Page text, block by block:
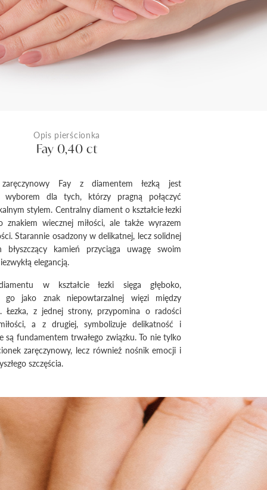
Opis pierścionka
Fay 0,40 ct
zaręczynowy Fay z diamentem łezką jest
wyborem dla tych, którzy pragną połączyć
stylem. Centralny diament o kształcie łezki
wiecznej miłości, ale także wyrazem
Starannie osadzony w delikatnej, lecz solidnej
błyszczący kamień przyciąga uwagę swoim
elegancją.
w kształcie łezki sięga głęboko,
go jako znak niepowtarzalnej więzi między
Łezka, z jednej strony, przypomina o radości
a z drugiej, symbolizuje delikatność i
są fundamentem trwałego związku. To nie tylko
zaręczynowy, lecz również nośnik emocji i
szczęścia.